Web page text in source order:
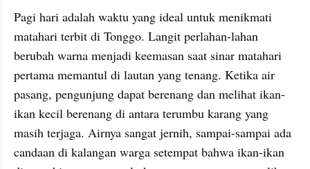
Pagi hari adalah waktu yang ideal untuk menikmati
matahari terbit di Tonggo. Langit perlahan-lahan
berubah warna menjadi keemasan saat sinar matahari
pertama memantul di lautan yang tenang. Ketika air
pasang, pengunjung dapat berenang dan melihat ikan-
ikan kecil berenang di antara terumbu karang yang
masih terjaga. Airnya sangat jernih, sampai-sampai ada
candaan di kalangan warga setempat bahwa ikan-ikan